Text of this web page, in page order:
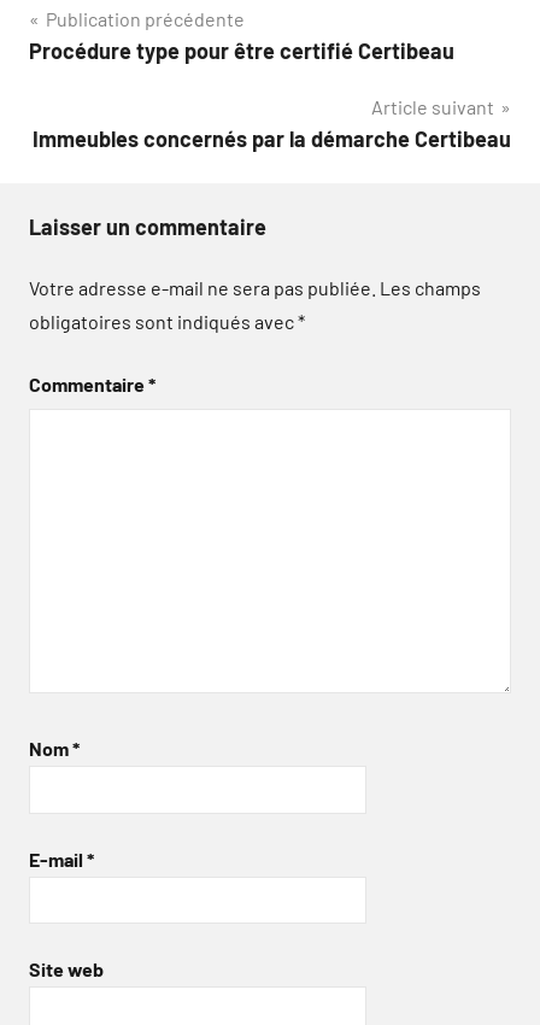
Navigation
de
Publication précédente
Procédure type pour être certifié Certibeau
Article suivant
Immeubles concernés par la démarche Certibeau
Laisser un commentaire
Votre adresse e-mail ne sera pas publiée. Les champs
obligatoires sont indiqués avec*
Commentaire*
Nom*
E-mail *
Site web